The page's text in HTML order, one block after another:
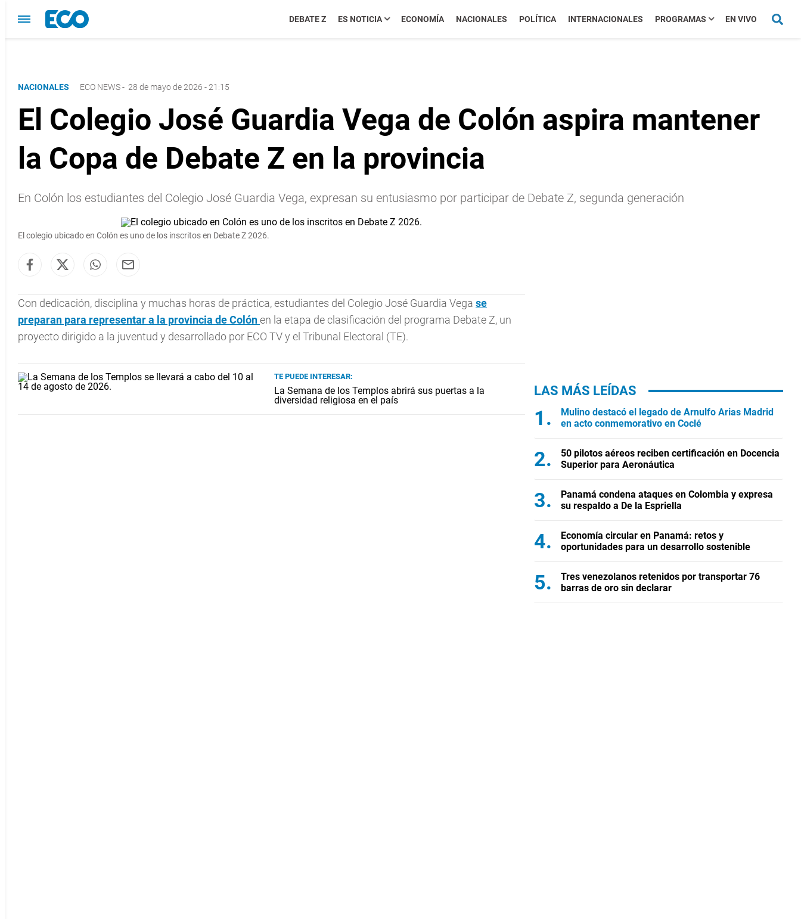
DEBATE Z ES NOTICIA ECONOMÍA NACIONALES POLÍTICA INTERNACIONALES PROGRAMAS EN VIVO
NACIONALES ECO NEWS- 28 de mayo de 2026 - 21:15
El Colegio José Guardia Vega de Colón aspira mantener
la Copa de Debate Z en la provincia
En Colón los estudiantes del Colegio José Guardia Vega, expresan su entusiasmo por participar de Debate Z, segunda generación
El colegio ubicado en Colón es uno de los inscritos en Debate Z 2026.
Con dedicación, disciplina y muchas horas de práctica, estudiantes del Colegio José Guardia Vega se
preparan para representar a la provincia deColónen la etapa de clasificación del programa Debate Z, un
proyecto dirigido a la juventud y desarrollado por ECO TV y el Tribunal Electoral (TE).
TE PUEDE INTERESAR:
La Semana de los Templos abrirá sus puertas a la
diversidad religiosa en el país
LAS MÁS LEÍDAS
Mulino destacó el legado de Arnulfo Arias Madrid
en acto conmemorativo en Coclé
50 pilotos aéreos reciben certificación en Docencia
Superior para Aeronáutica
Panamá condena ataques en Colombia y expresa
su respaldo a De la Espriella
Economía circular en Panamá: retos y
oportunidades para un desarrollo sostenible
Tres venezolanos retenidos por transportar 76
barras de oro sin declarar